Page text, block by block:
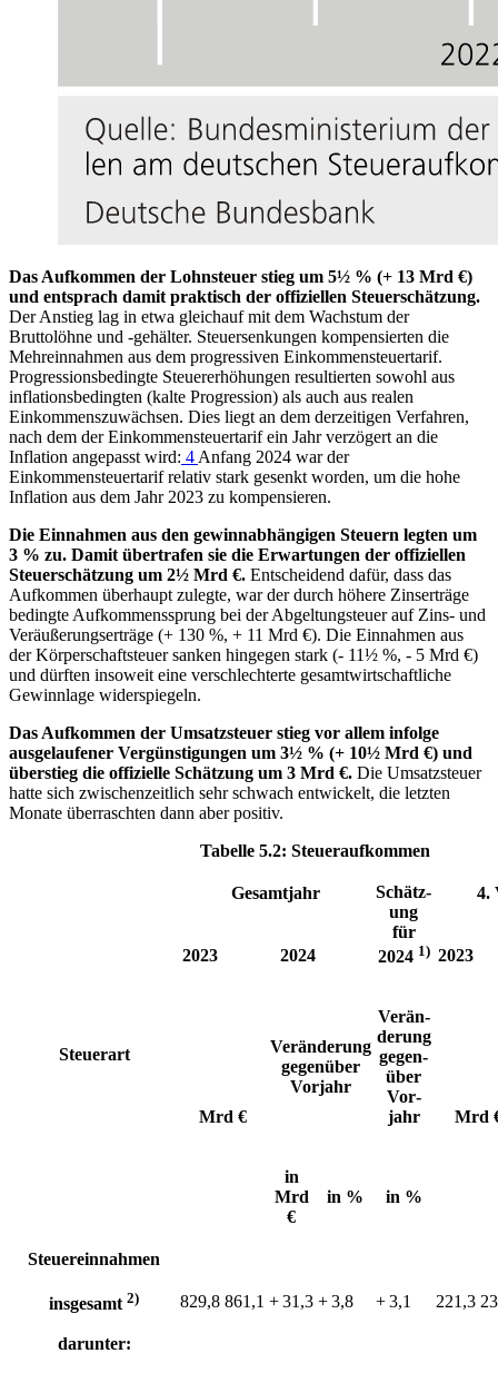
Das Aufkommen der Lohnsteuer stieg um 5½ % (+ 13 Mrd €)
und entsprach damit praktisch der offiziellen Steuerschätzung.
Der Anstieg lag in etwa gleichauf mit dem Wachstum der
Bruttolöhne und -gehälter. Steuersenkungen kompensierten die
Mehreinnahmen aus dem progressiven Einkommensteuertarif.
Progressionsbedingte Steuererhöhungen resultierten sowohl aus
inflationsbedingten (kalte Progression) als auch aus realen
Einkommenszuwächsen. Dies liegt an dem derzeitigen Verfahren,
nach dem der Einkommensteuertarif ein Jahr verzögert an die
Inflation angepasst wird: 4 Anfang 2024 war der
Einkommensteuertarif relativ stark gesenkt worden, um die hohe
Inflation aus dem Jahr 2023 zu kompensieren.
Die Einnahmen aus den gewinnabhängigen Steuern legten um
3 % zu. Damit übertrafen sie die Erwartungen der offiziellen
Steuerschätzung um 2½ Mrd €. Entscheidend dafür, dass das
Aufkommen überhaupt zulegte, war der durch höhere Zinserträge
bedingte Aufkommenssprung bei der Abgeltungsteuer auf Zins- und
Veräußerungserträge (+ 130 %, + 11 Mrd €). Die Einnahmen aus
der Körperschaftsteuer sanken hingegen stark (- 11½ %, - 5 Mrd €)
und dürften insoweit eine verschlechterte gesamtwirtschaftliche
Gewinnlage widerspiegeln.
Das Aufkommen der Umsatzsteuer stieg vor allem infolge
ausgelaufener Vergünstigungen um 3½ % (+ 10½ Mrd €) und
überstieg die offizielle Schätzung um 3 Mrd €. Die Umsatzsteuer
hatte sich zwischenzeitlich sehr schwach entwickelt, die letzten
Monate überraschten dann aber positiv.
Tabelle 5.2: Steueraufkommen
Steuerart
Gesamtjahr
Schätz­
ung
für
2024 1)
4.
2023 2024 2023
Mrd €
Ver­än­der­ung
ge­gen­über
Vor­jahr
Ver­än­
der­ung
ge­gen­
über
Vor­
jahr
Mrd
in
Mrd
€
in % in %
Steuereinnahmen
insgesamt 2) 829,8 861,1 + 31,3 + 3,8 + 3,1 221,3
darunter: